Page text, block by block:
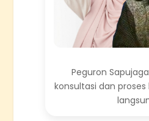
Peguron
konsultasi dan